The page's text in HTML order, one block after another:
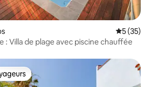
5 (35)
: Villa de plage avec piscine chauffée